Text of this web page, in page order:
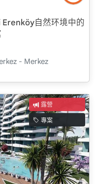
Erenköy自然环境中的
- Merkez
露營
專案